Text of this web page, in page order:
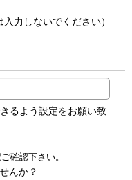
力しないでください）
るよう設定をお願い致
確認下さい。
んか？